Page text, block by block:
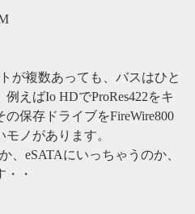
が複数あっても、バスはひと
えばIo HDでProRes422をキ
保存ドライブをFireWire800
ノがあります。
、eSATAにいっちゃうのか、
・